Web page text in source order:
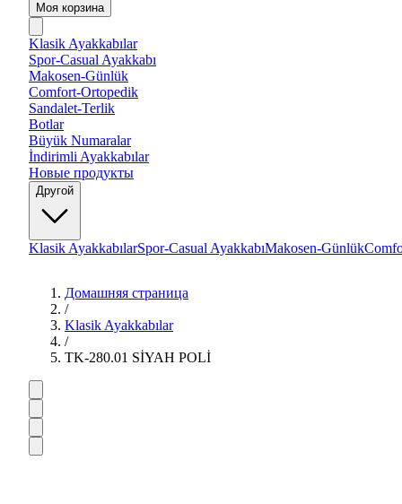
Моя корзина
Klasik Ayakkabılar
Spor-Casual Ayakkabı
Makosen-Günlük
Comfort-Ortopedik
Sandalet-Terlik
Botlar
Büyük Numaralar
İndirimli Ayakkabılar
Новые продукты
Другой
Klasik AyakkabılarSpor-Casual AyakkabıMakosen-Günlük
Домашняя страница
/
Klasik Ayakkabılar
/
TK-280.01 SİYAH POLİ